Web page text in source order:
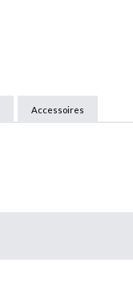
Accessoires